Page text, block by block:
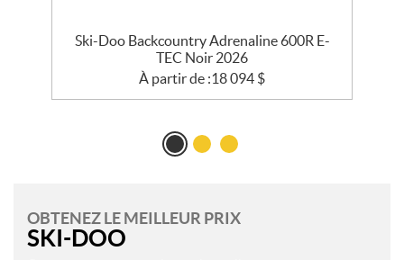
Ski-Doo Backcountry Adrenaline 600R E-
TEC Noir 2026
À partir de :18 094 $
OBTENEZ LE MEILLEUR PRIX
SKI-DOO